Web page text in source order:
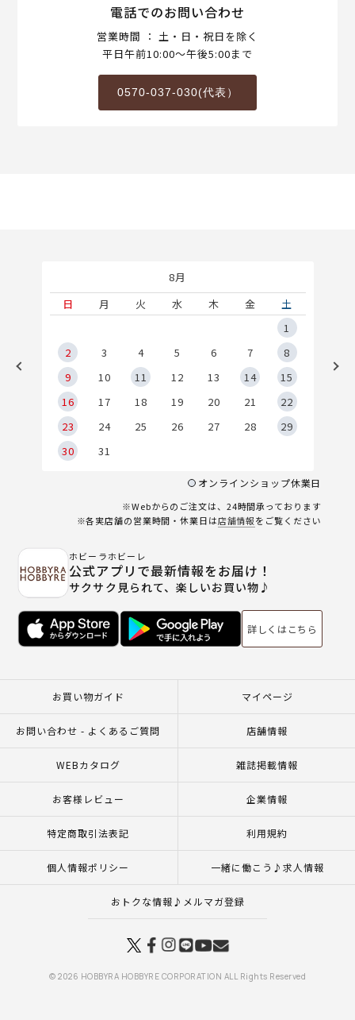
電話でのお問い合わせ
営業時間 ： 土・日・祝日を除く
平日午前10:00～午後5:00まで
0570-037-030(代表）
8月
日
月 火 水 木 金
土
1
2
3 4 5 6 7
8
9
10 11 12 13 14
15
16
17 18 19 20 21
22
23
24 25 26 27 28
29
30
31
オンラインショップ休業日
※Webからのご注文は、24時間承っております
※各実店舗の営業時間・休業日は店舗情報をご覧ください
ホビーラホビーレ
公式アプリで最新情報をお届け！
サクサク見られて、楽しいお買い物♪
詳しくはこちら
お買い物ガイド マイページ
お問い合わせ - よくあるご質問 店舗情報
WEBカタログ 雑誌掲載情報
お客様レビュー 企業情報
特定商取引法表記 利用規約
個人情報ポリシー 一緒に働こう♪求人情報
おトクな情報♪メルマガ登録
© 2026 HOBBYRA HOBBYRE CORPORATION ALL Rights Reserved